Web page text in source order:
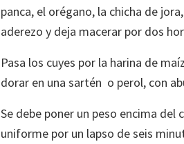
panca, el orégano, la chicha de
aderezo y deja macerar por dos
Pasa los cuyes por la harina de
dorar en una sartén o perol, con
Se debe poner un peso encima del
uniforme por un lapso de seis